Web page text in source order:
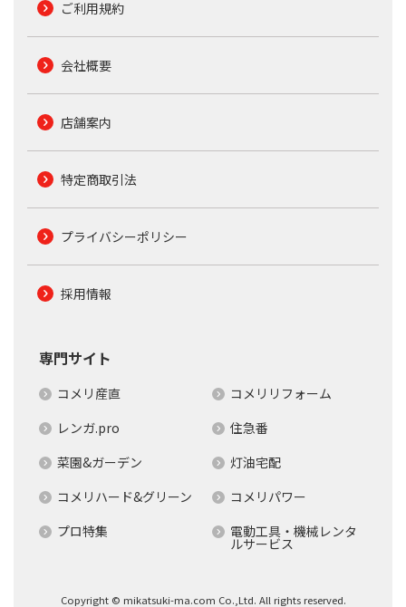
ご利用規約
会社概要
店舗案内
特定商取引法
プライバシーポリシー
採用情報
専門サイト
コメリ産直
コメリリフォーム
レンガ.pro
住急番
菜園&ガーデン
灯油宅配
コメリハード&グリーン
コメリパワー
プロ特集
電動工具・機械レンタ
ルサービス
Copyright © mikatsuki-ma.com Co.,Ltd. All rights reserved.